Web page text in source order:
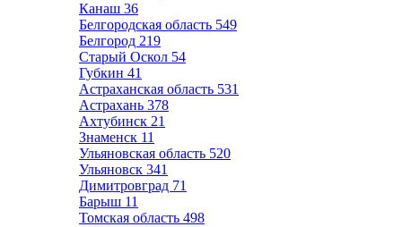
Канаш 36
Белгородская область 549
Белгород 219
Старый Оскол 54
Губкин 41
Астраханская область 531
Астрахань 378
Ахтубинск 21
Знаменск 11
Ульяновская область 520
Ульяновск 341
Димитровград 71
Барыш 11
Томская область 498